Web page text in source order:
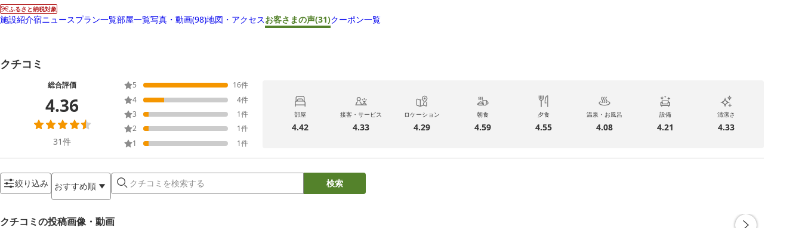
ふるさと納税対象
施設紹介宿ニュースプラン一覧部屋一覧写真・動画(98)地図・アクセスお客さまの声(31)クーポン一覧
クチコミ
総合評価
4.36
31件
5 16件
4
4件
3
1件
2
1件
1
1件
部屋
4.42
接客・サービス
4.33
ロケーション
4.29
朝食
4.59
夕食
4.55
温泉・お風呂
4.08
設備
4.21
清潔さ
4.33
絞り込み おすすめ順 検索
クチコミの投稿画像・動画